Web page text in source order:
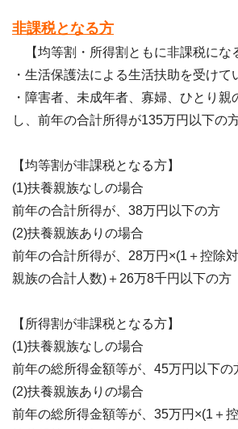
非課税となる方
【均等割・所得割ともに非課税にな
・生活保護法による生活扶助を受けて
・障害者、未成年者、寡婦、ひとり親
し、前年の合計所得が135万円以下の
【均等割が非課税となる方】
(1)扶養親族なしの場合
前年の合計所得が、38万円以下の方
(2)扶養親族ありの場合
前年の合計所得が、28万円×(1＋控除
親族の合計人数)＋26万8千円以下の方
【所得割が非課税となる方】
(1)扶養親族なしの場合
前年の総所得金額等が、45万円以下の
(2)扶養親族ありの場合
前年の総所得金額等が、35万円×(1＋